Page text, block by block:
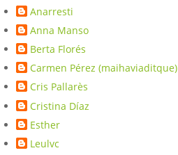
Anarresti
Anna Manso
Berta Florés
Carmen Pérez (maihaviaditque)
Cris Pallarès
Cristina Díaz
Esther
Leulvc